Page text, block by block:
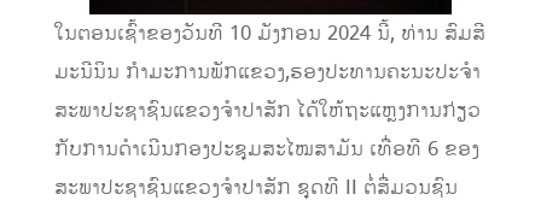
ໃນຕອນເຊົ້າຂອງວັນທີ 10 ມັງກອນ 2024 ນີ້, ທ່ານ ສົມສີ
ມະນີນິນ ກໍາມະການພັກແຂວງ,ຮອງປະທານຄະນະປະຈໍາ
ສະພາປະຊາຊົນແຂວງຈໍາປາສັກ ໄດ້ໃຫ້ຖະແຫຼງການກ່ຽວ
ກັບການດໍາເນີນກອງປະຊຸມສະໄໝສາມັນ ເທື່ອທີ 6 ຂອງ
ສະພາປະຊາຊົນແຂວງຈໍາປາສັກ ຊຸດທີ II ຕໍ່ສື່ມວນຊົນ